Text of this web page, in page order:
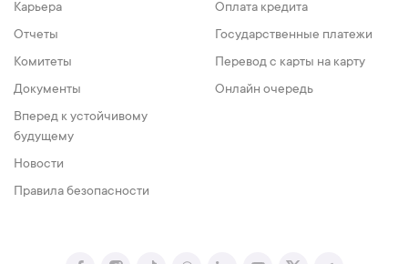
Карьера
Отчеты
Комитеты
Документы
Вперед к устойчивому
будущему
Новости
Правила безопасности
Оплата кредита
Государственные платежи
Перевод с карты на карту
Онлайн очередь